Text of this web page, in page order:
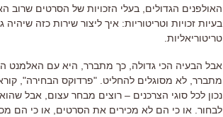
האולפנים הגדולים, בעלי הזכויות של הסרטים שרוב
בעיות זכויות וטריטוריות: איך ליצור שירות כזה
טריטוריאליות.
אבל הבעיה הכי גדולה, כך מתברר, היא עם האלמנט
מתברר, לא מסוגלים להחליט. "פרדוקס הבחירה",
נכון לכל סוגי הצרכנים – רוצים מבחר עצום, אבל
לבחור. או כי הם לא מכירים את הסרטים, או כי הם